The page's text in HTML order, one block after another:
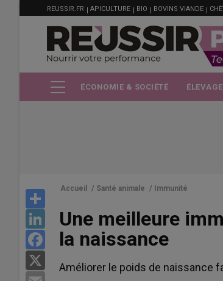
principal
MENU
FILIÈRE
REUSSIR.FR APICULTURE BIO BOVINS VIANDE
ÉCONOMIE & SOCIÉTÉ ÉLEVAGE
LinkedIn
Facebook
Accueil / Santé animale / Immunité
Une meilleure
la naissance
Améliorer le poids de naissance